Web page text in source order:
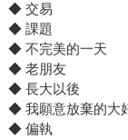
◆ 交易
◆ 課題
◆ 不完美的一天
◆ 老朋友
◆ 長大以後
◆ 我願意放棄的大
◆ 偏執